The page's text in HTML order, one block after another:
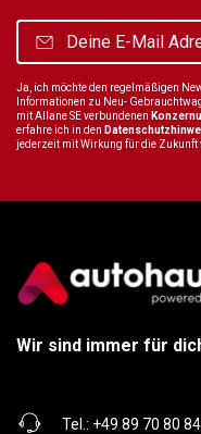
Ja, ich möchte den regelmäßigen
Informationen zu Neu-
mit Allane SE verbundenen
erfahre ich in den
jederzeit mit Wirkung für die Zukunft
Wir sind immer für
Tel.: +49 89 70 80